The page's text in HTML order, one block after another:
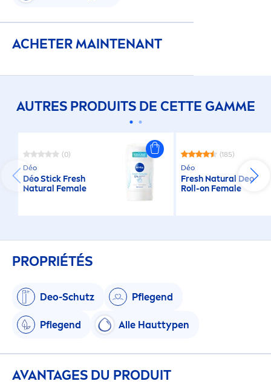
ACHETER MAINTENANT
AUTRES PRODUITS DE CETTE GAMME
(0)
Déo
Déo Stick Fresh
Natural Female
(185)
Déo
Fresh Natural Deo
Roll-on Female
PROPRIÉTÉS
Deo-Schutz Pflegend
Pflegend Alle Hauttypen
AVANTAGES DU PRODUIT